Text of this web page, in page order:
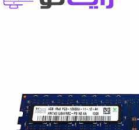
تماس با ما